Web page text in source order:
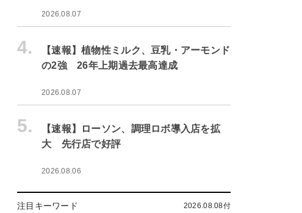
2026.08.07
4.
【速報】植物性ミルク、豆乳・アーモンド
の2強 26年上期過去最高達成
2026.08.07
5.
【速報】ローソン、調理ロボ導入店を拡
大 先行店で好評
2026.08.06
注目キーワード 2026.08.08付